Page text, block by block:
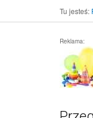
Tu jesteś:
Reklama: